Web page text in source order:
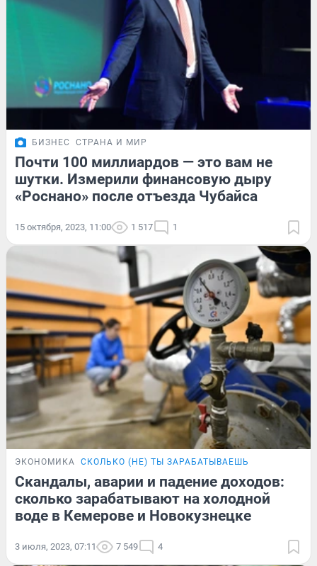
БИЗНЕС СТРАНА И МИР
Почти 100 миллиардов — это вам не
шутки. Измерили финансовую дыру
«Роснано» после отъезда Чубайса
15 октября, 2023, 11:00 1 517 1
ЭКОНОМИКА СКОЛЬКО (НЕ) ТЫ ЗАРАБАТЫВАЕШЬ
Скандалы, аварии и падение доходов:
сколько зарабатывают на холодной
воде в Кемерове и Новокузнецке
3 июля, 2023, 07:11 7 549 4